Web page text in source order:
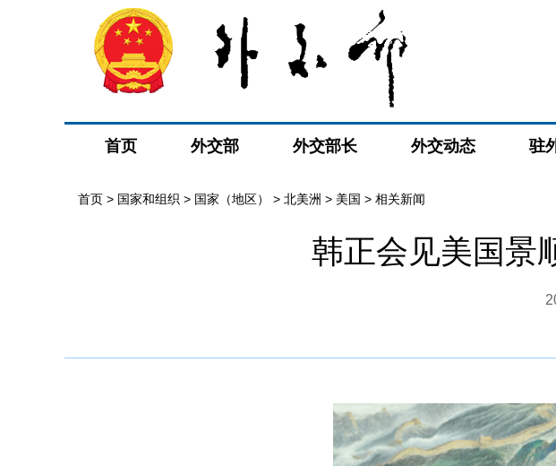
首页 外交部 外交部长 外交动态 驻
首页 > 国家和组织 > 国家（地区） > 北美洲 > 美国 > 相关新闻
韩正会见美国景